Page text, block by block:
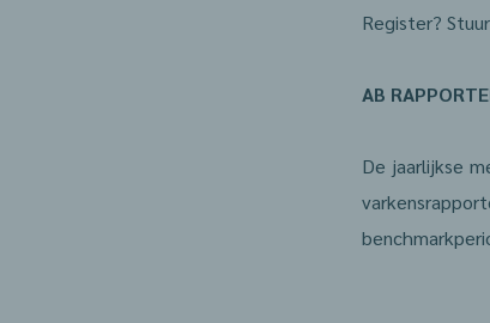
Register?
AB
De jaarlijkse